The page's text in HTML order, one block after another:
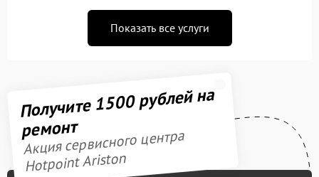
Показать все услуги
Получите 1500 рублей на
ремонт
Акция сервисного центра
Hotpoint Ariston